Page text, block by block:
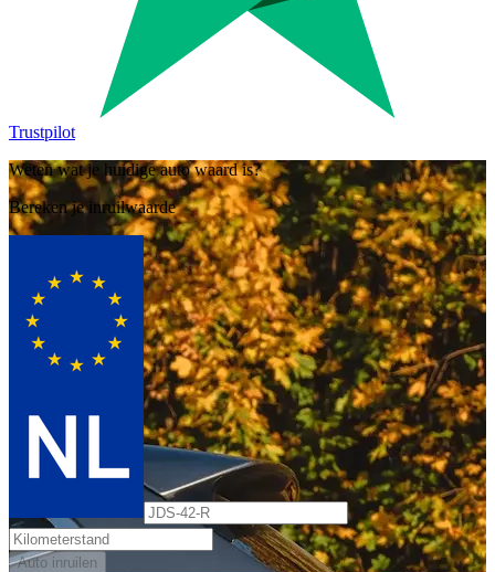
Trustpilot
Weten wat je huidige auto waard is?
Bereken je inruilwaarde
Auto inruilen